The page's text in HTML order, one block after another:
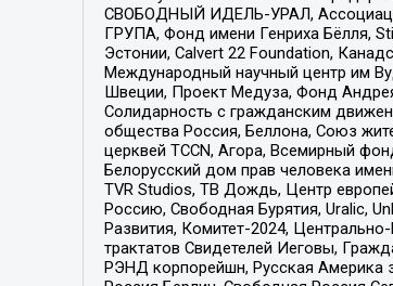
СВОБОДНЫЙ ИДЕЛЬ-УРАЛ,
ГРУПА, Фонд имени Генриха Бёлля,
Эстонии, Calvert 22 Foundation,
Международный научный центр им
Швеции, Проект Медуза, Фонд
Солидарность с гражданским
общества Россия, Беллона, Союз
церквей TCCN, Агора, Всемирный
Белорусский дом прав человека
TVR Studios, ТВ Дождь, Центр
Россию, Свободная Бурятия, Uralic,
Развития, Комитет-2024,
трактатов Свидетелей Иеговы,
РЭНД корпорейшн, Русская Америка